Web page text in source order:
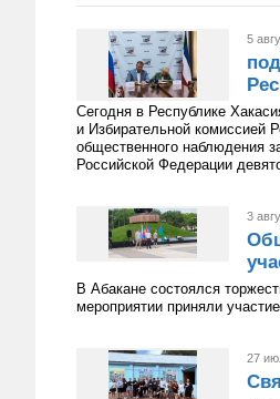
5
Сегодня в Республике
и Избирательной комиссией
общественного наблюдения
Российской Федерации
3
В Абакане состоялся
мероприятии приняли
27